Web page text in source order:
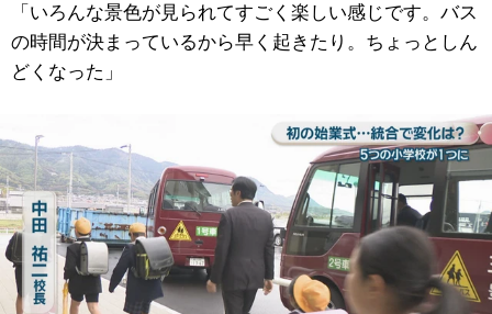
「いろんな景色が見られてすごく楽しい感じです。バス
の時間が決まっているから早く起きたり。ちょっとしん
どくなった」